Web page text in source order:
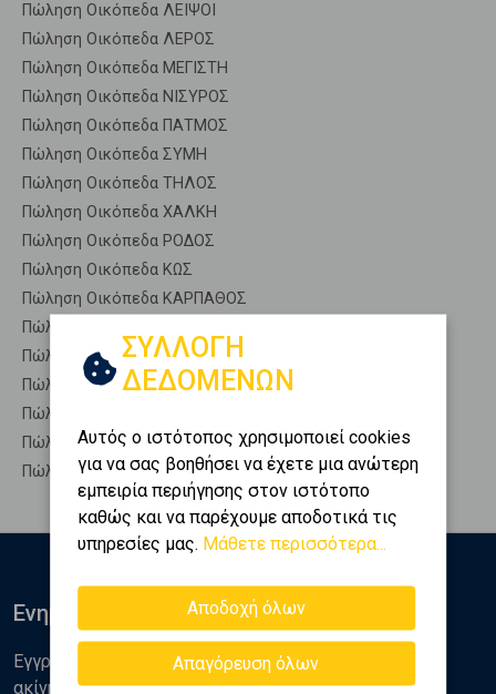
Πώληση Οικόπεδα ΛΕΙΨΟΙ
Πώληση Οικόπεδα ΛΕΡΟΣ
Πώληση Οικόπεδα ΜΕΓΙΣΤΗ
Πώληση Οικόπεδα ΝΙΣΥΡΟΣ
Πώληση Οικόπεδα ΠΑΤΜΟΣ
Πώληση Οικόπεδα ΣΥΜΗ
Πώληση Οικόπεδα ΤΗΛΟΣ
Πώληση Οικόπεδα ΧΑΛΚΗ
Πώληση Οικόπεδα ΡΟΔΟΣ
Πώληση Οικόπεδα ΚΩΣ
Πώληση Οικόπεδα ΚΑΡΠΑΘΟΣ
Πώληση Αγροτεμάχια ΠΑΤΜΟΣ - Καλόβολος
Πώληση Δασικές εκτάσεις ΠΑΤΜΟΣ - Καλόβολος
Πώληση Εκτάσεις ΠΑΤΜΟΣ - Καλόβολος
Πώληση Επαγγελματικά οικόπεδα ΠΑΤΜΟΣ - Καλόβολος
Πώληση Νησιά ΠΑΤΜΟΣ - Καλόβολος
Πώληση Οικιστικά ΠΑΤΜΟΣ - Καλόβολος
ΣΥΛΛΟΓΗ
ΔΕΔΟΜΕΝΩΝ
Αυτός ο ιστότοπος χρησιμοποιεί cookies
για να σας βοηθήσει να έχετε μια ανώτερη
εμπειρία περιήγησης στον ιστότοπο
καθώς και να παρέχουμε αποδοτικά τις
υπηρεσίες μας. Μάθετε περισσότερα...
Αποδοχή όλων
Απαγόρευση όλων
Ενημερωθείτε
Εγγραφείτε στο newsletter της Golden Home για νέα
ακίνητα, αναλύσεις και διάφορα θέματα της αγοράς